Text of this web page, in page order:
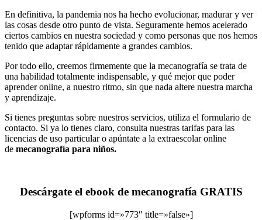
En definitiva, la pandemia nos ha hecho evolucionar, madurar y ver
las cosas desde otro punto de vista. Seguramente hemos acelerado
ciertos cambios en nuestra sociedad y como personas que nos hemos
tenido que adaptar rápidamente a grandes cambios.
Por todo ello, creemos firmemente que la mecanografía se trata de
una habilidad totalmente indispensable, y qué mejor que poder
aprender online, a nuestro ritmo, sin que nada altere nuestra marcha
y aprendizaje.
Si tienes preguntas sobre nuestros servicios, utiliza el formulario de
contacto. Si ya lo tienes claro, consulta nuestras tarifas para las
licencias de uso particular o apúntate a la extraescolar online
de mecanografía para niños.
Descárgate el ebook de mecanografía GRATIS
[wpforms id=»773″ title=»false»]